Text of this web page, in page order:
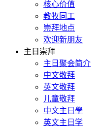
核心价值
教牧同工
崇拜地点
欢迎新朋友
主日崇拜
主日聚会简介
中文敬拜
英文敬拜
儿童敬拜
中文主日學
英文主日学